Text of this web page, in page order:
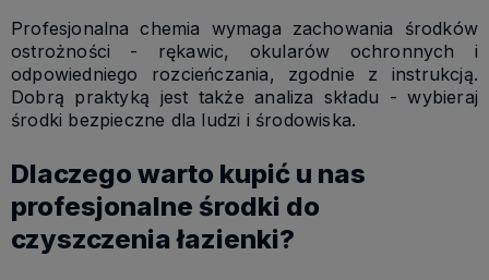
Profesjonalna chemia wymaga zachowania środków
ostrożności - rękawic, okularów ochronnych i
odpowiedniego rozcieńczania, zgodnie z instrukcją.
Dobrą praktyką jest także analiza składu - wybieraj
środki bezpieczne dla ludzi i środowiska.
Dlaczego warto kupić u nas
profesjonalne środki do
czyszczenia łazienki?